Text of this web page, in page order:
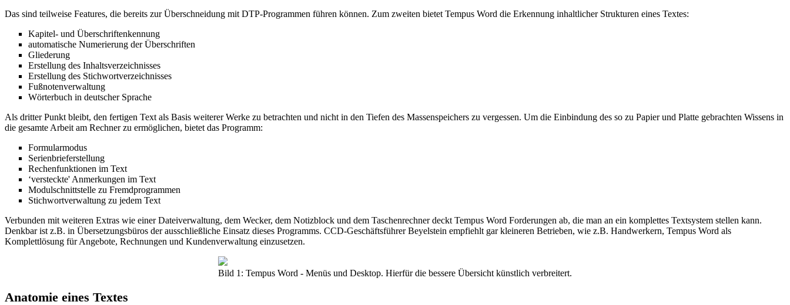
Das sind teilweise Features, die bereits zur Überschneidung mit DTP-Programmen führen können. Zum zweiten bietet Tempus Word die Erkennung inhaltlicher Strukturen eines Textes:
Kapitel- und Überschriftenkennung
automatische Numerierung der Überschriften
Gliederung
Erstellung des Inhaltsverzeichnisses
Erstellung des Stichwortverzeichnisses
Fußnotenverwaltung
Wörterbuch in deutscher Sprache
Als dritter Punkt bleibt, den fertigen Text als Basis weiterer Werke zu betrachten und nicht in den Tiefen des Massenspeichers zu vergessen. Um die Einbindung des so zu Papier und Platte gebrachten Wissens in
die gesamte Arbeit am Rechner zu ermöglichen, bietet das Programm:
Formularmodus
Serienbrieferstellung
Rechenfunktionen im Text
‘versteckte' Anmerkungen im Text
Modulschnittstelle zu Fremdprogrammen
Stichwortverwaltung zu jedem Text
Verbunden mit weiteren Extras wie einer Dateiverwaltung, dem Wecker, dem Notizblock und dem Taschenrechner deckt Tempus Word Forderungen ab, die man an ein komplettes Textsystem stellen kann.
Denkbar ist z.B. in Übersetzungsbüros der ausschließliche Einsatz dieses Programms. CCD-Geschäftsführer Beyelstein empfiehlt gar kleineren Betrieben, wie z.B. Handwerkern, Tempus Word als
Komplettlösung für Angebote, Rechnungen und Kundenverwaltung einzusetzen.
Bild 1: Tempus Word - Menüs und Desktop. Hierfür die bessere Übersicht künstlich verbreitert.
Anatomie eines Textes